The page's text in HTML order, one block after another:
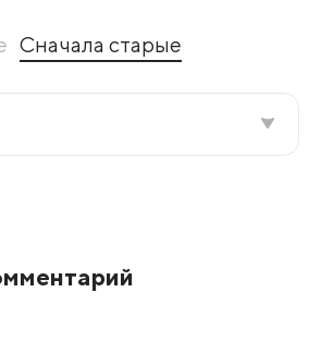
Сначала старые